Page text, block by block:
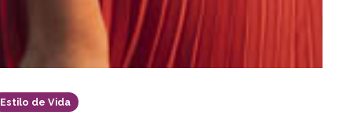
Estilo de Vida